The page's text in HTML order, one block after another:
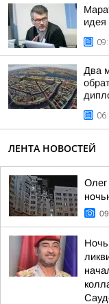
идея
Два
ЛЕНТА НОВОСТЕЙ